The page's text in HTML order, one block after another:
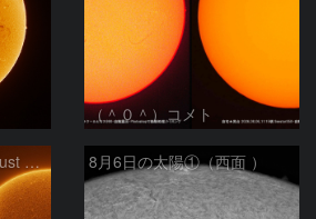
（＾０＾）コメト
Sun in H-alpha on August 6, 2026 8月6日の太陽①（西面 ）